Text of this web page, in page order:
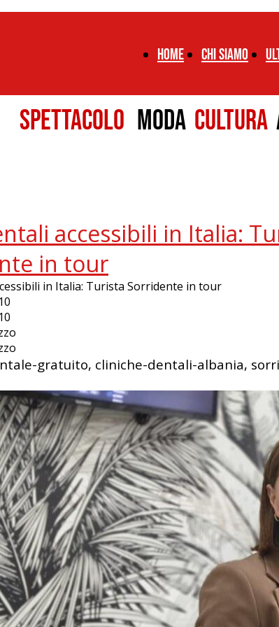
Home chi siamo
SPETTACOLO MODA CULTURA
accessibili in Italia:
in tour
in Italia: Turista Sorridente in tour
gratuito, cliniche-dentali-albania,